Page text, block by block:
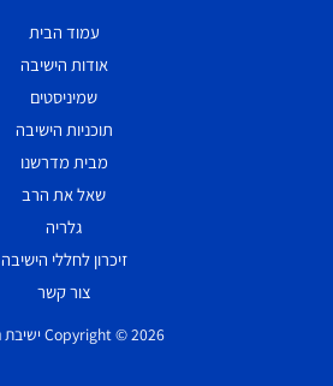
עמוד הבית
אודות הישיבה
שמיניסטים
תוכניות הישיבה
מבית מדרשנו
שאל את הרב
גלריה
זיכרון לחללי הישיבה
צור קשר
Copyright © 2026 ישיבת הכותל